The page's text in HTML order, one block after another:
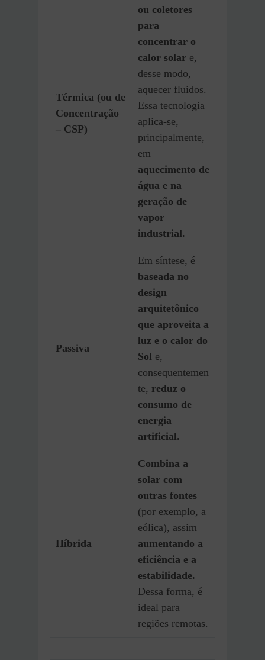
Térmica (ou de
Concentração
– CSP)
ou coletores
para
concentrar o
calor solar e,
desse modo,
aquecer fluidos.
Essa tecnologia
aplica-se,
principalmente,
em
aquecimento de
água e na
geração de
vapor
industrial.
Passiva
Em síntese, é
baseada no
design
arquitetônico
que aproveita a
luz e o calor do
Sol e,
consequentemen
te, reduz o
consumo de
energia
artificial.
Híbrida
Combina a
solar com
outras fontes
(por exemplo, a
eólica), assim
aumentando a
eficiência e a
estabilidade.
Dessa forma, é
ideal para
regiões remotas.